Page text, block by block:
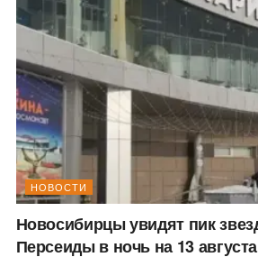
НОВОСТИ
Новосибирцы увидят пик
Персеиды в ночь на 13 августа